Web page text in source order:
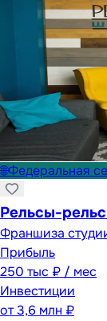
🌐Федеральная
Рельсы-
Франшиза
Прибыль
250 тыс ₽ / мес
Инвестиции
от3,6 млн ₽